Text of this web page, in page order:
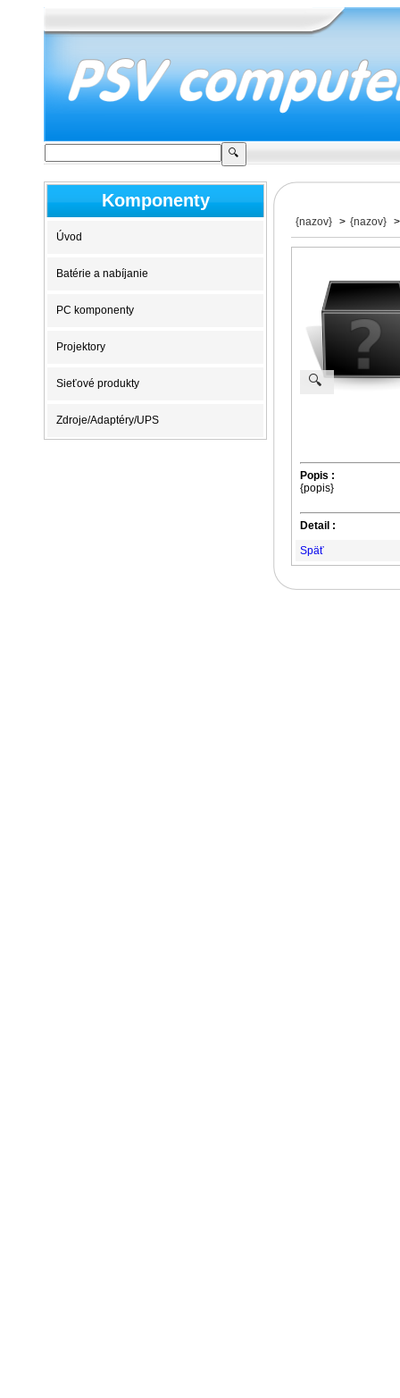
Komponenty
Úvod
Batérie a nabíjanie
PC komponenty
Projektory
Sieťové produkty
Zdroje/Adaptéry/UPS
{nazov} > {nazov} >
🔍
Popis :
{popis}
Detail :
Späť